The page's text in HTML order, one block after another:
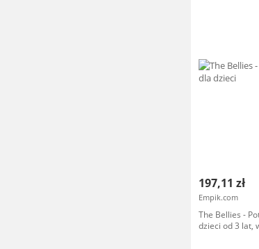
197,11 zł
Empik.com
The Bellies -
dzieci od 3 lat,